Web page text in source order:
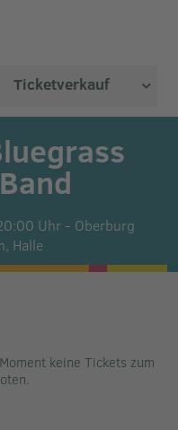
Ticketverkauf
Uhr - Oberburg
Halle
keine Tickets zum